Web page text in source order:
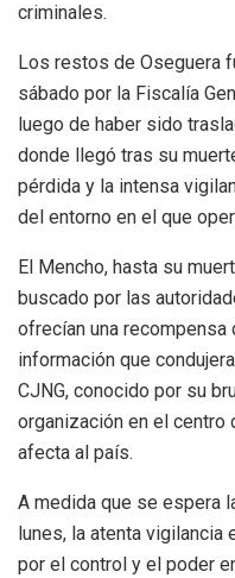
criminales.
Los restos de Oseguera
sábado por la Fiscalía
luego de haber sido
donde llegó tras su
pérdida y la intensa
del entorno en el que
El Mencho, hasta su
buscado por las
ofrecían una
información que
CJNG, conocido por su
organización en el
afecta al país.
A medida que se espera
lunes, la atenta vigilancia
por el control y el poder